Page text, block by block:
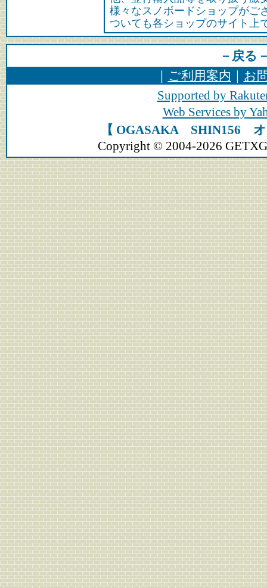
様々なスノボードショップがご
ついても各ショップのサイト上
－戻る
｜ ご利用案内 ｜ お
Supported by
Web Services by
【 OGASAKA SHIN156
Copyright © 2004-2026